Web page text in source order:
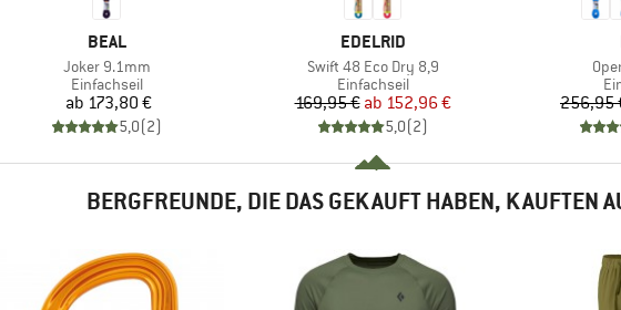
MARKE
BEAL
Artikel
Joker 9.1mm
Produktgruppe
Einfachseil
Preis
ab 173,80 €
5,0(2)
MARKE
EDELRID
Artikel
Swift 48 Eco Dry 8,9
Produktgruppe
Einfachseil
Preis
169,95 € reduzierter Preis
ab 152,96 €
5,0(2)
256,95
BERGFREUNDE, DIE DAS GEKAUFT HABEN, KAUFTEN